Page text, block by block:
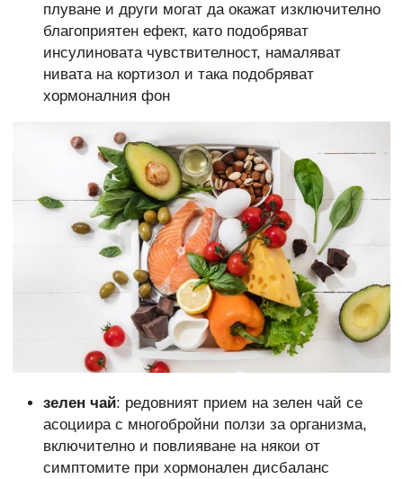
плуване и други могат да окажат изключително
благоприятен ефект, като подобряват
инсулиновата чувствителност, намаляват
нивата на кортизол и така подобряват
хормоналния фон
зелен чай: редовният прием на зелен чай се
асоциира с многобройни ползи за организма,
включително и повлияване на някои от
симптомите при хормонален дисбаланс